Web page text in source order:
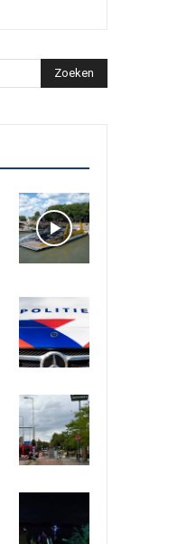
Zoeken